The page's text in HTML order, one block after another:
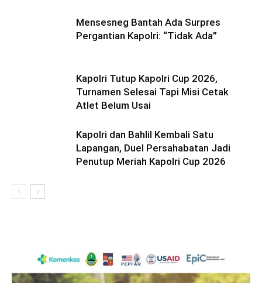
Mensesneg Bantah Ada Surpres
Pergantian Kapolri: “Tidak Ada”
Kapolri Tutup Kapolri Cup 2026,
Turnamen Selesai Tapi Misi Cetak
Atlet Belum Usai
Kapolri dan Bahlil Kembali Satu
Lapangan, Duel Persahabatan Jadi
Penutup Meriah Kapolri Cup 2026